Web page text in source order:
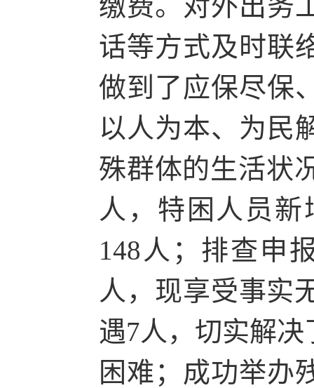
话等方式及时联
做到了应保尽保
以人为本、为民
殊群体的生活状
人，特困人员新
148人；排查申
人，现享受事实
遇7人，切实解
困难；成功举办